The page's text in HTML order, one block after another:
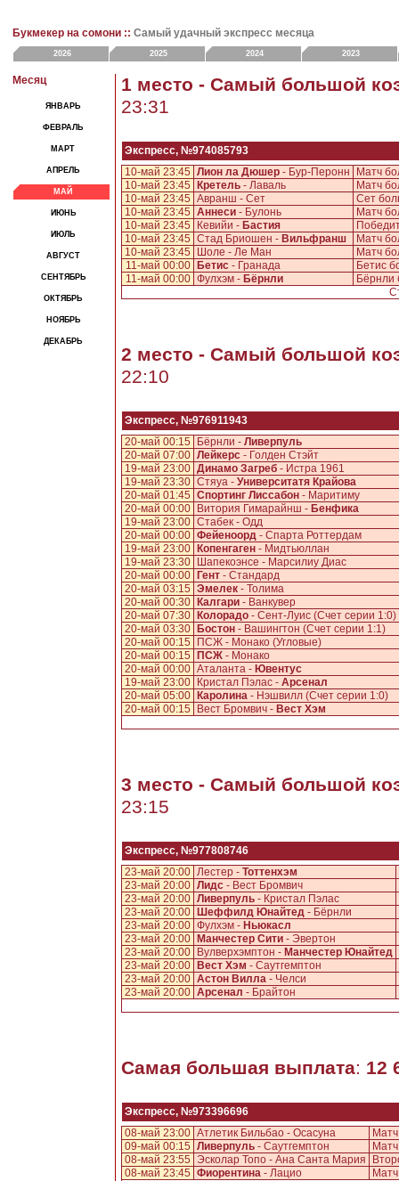
Букмекер на сомони :: Самый удачный экспресс месяца
2026 2025 2024 2023
Месяц
ЯНВАРЬ
ФЕВРАЛЬ
МАРТ
АПРЕЛЬ
МАЙ
ИЮНЬ
ИЮЛЬ
АВГУСТ
СЕНТЯБРЬ
ОКТЯБРЬ
НОЯБРЬ
ДЕКАБРЬ
1 место - Самый большой
23:31
Экспресс, №974085793
10-май 23:45 Лион ла Дюшер - Бур-Перонн
Матч
10-май 23:45
Кретель - Лаваль
Матч
10-май 23:45 Авранш - Сет
Сет
10-май 23:45 Аннеси - Булонь
Матч
10-май 23:45
Кевийи - Бастия
10-май 23:45 Стад Бриошен - Вильфранш
Матч
10-май 23:45
Шоле - Ле Ман
Матч
11-май 00:00
Бетис - Гранада
Бетис
11-май 00:00 Фулхэм - Бёрнли
Бёрнли
2 место - Самый большой
22:10
Экспресс, №976911943
20-май 00:15
Бёрнли - Ливерпуль
20-май 07:00 Лейкерс - Голден Стэйт
19-май 23:00 Динамо Загреб - Истра 1961
19-май 23:30 Стяуа - Университатя Крайова
20-май 01:45 Спортинг Лиссабон - Маритиму
20-май 00:00
Витория Гимарайнш - Бенфика
19-май 23:00 Стабек - Одд
20-май 00:00 Фейеноорд - Спарта Роттердам
19-май 23:00
Копенгаген - Мидтьюллан
19-май 23:30
Шапекоэнсе - Марсилиу Диас
20-май 00:00
Гент - Стандард
20-май 03:15 Эмелек - Толима
20-май 00:30
Калгари - Ванкувер
20-май 07:30
Колорадо - Сент-Луис (Счет серии 1:0)
20-май 03:30
Бостон - Вашингтон (Счет серии 1:1)
20-май 00:15
ПСЖ - Монако (Угловые)
20-май 00:15
ПСЖ - Монако
20-май 00:00 Аталанта - Ювентус
19-май 23:00
Кристал Пэлас - Арсенал
20-май 05:00
Каролина - Нэшвилл (Счет серии 1:0)
20-май 00:15
Вест Бромвич - Вест Хэм
3 место - Самый большой
23:15
Экспресс, №977808746
23-май 20:00 Лестер - Тоттенхэм
23-май 20:00 Лидс - Вест Бромвич
23-май 20:00 Ливерпуль - Кристал Пэлас
23-май 20:00
Шеффилд Юнайтед - Бёрнли
23-май 20:00 Фулхэм - Ньюкасл
23-май 20:00
Манчестер Сити - Эвертон
23-май 20:00
Вулверхэмптон - Манчестер Юнайтед
23-май 20:00
Вест Хэм - Саутгемптон
23-май 20:00 Астон Вилла - Челси
23-май 20:00 Арсенал - Брайтон
Самая большая выплата: 12
Экспресс, №973396696
08-май 23:00 Атлетик Бильбао - Осасуна
09-май 00:15 Ливерпуль - Саутгемптон
08-май 23:55 Эсколар Топо - Ана Санта Мария
08-май 23:45 Фиорентина - Лацио